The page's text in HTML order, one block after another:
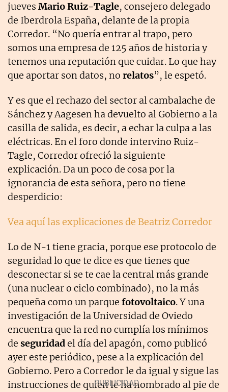
jueves Mario Ruiz-Tagle, consejero delegado
de Iberdrola España, delante de la propia
Corredor. “No quería entrar al trapo, pero
somos una empresa de 125 años de historia y
tenemos una reputación que cuidar. Lo que hay
que aportar son datos, no relatos”, le espetó.
Y es que el rechazo del sector al cambalache de
Sánchez y Aagesen ha devuelto al Gobierno a la
casilla de salida, es decir, a echar la culpa a las
eléctricas. En el foro donde intervino Ruiz-
Tagle, Corredor ofreció la siguiente
explicación. Da un poco de cosa por la
ignorancia de esta señora, pero no tiene
desperdicio:
Vea aquí las explicaciones de Beatriz Corredor
Lo de N-1 tiene gracia, porque ese protocolo de
seguridad lo que te dice es que tienes que
desconectar si se te cae la central más grande
(una nuclear o ciclo combinado), no la más
pequeña como un parque fotovoltaico. Y una
investigación de la Universidad de Oviedo
encuentra que la red no cumplía los mínimos
de seguridadel día del apagón, como publicó
ayer este periódico, pese a la explicación del
Gobierno. Pero a Corredor le da igual y sigue las
instrucciones de quien le ha nombrado al pie de